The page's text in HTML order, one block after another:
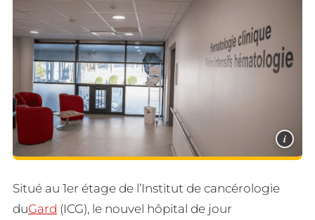
i
Situé au 1er étage de l’Institut de cancérologie
duGard (ICG), le nouvel hôpital de jour